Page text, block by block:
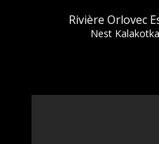
Rivière Orlovec
Nest